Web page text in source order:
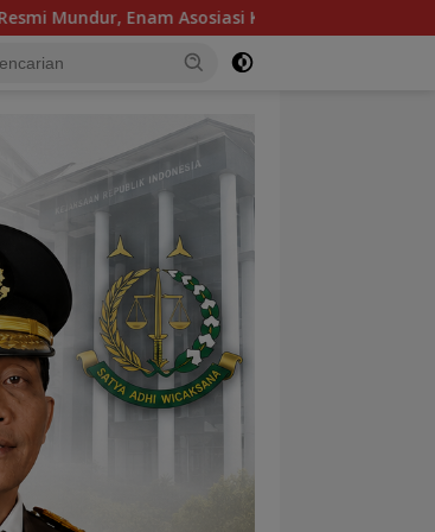
Kontruksi Kompak Dukung dr. Karlina Jadi